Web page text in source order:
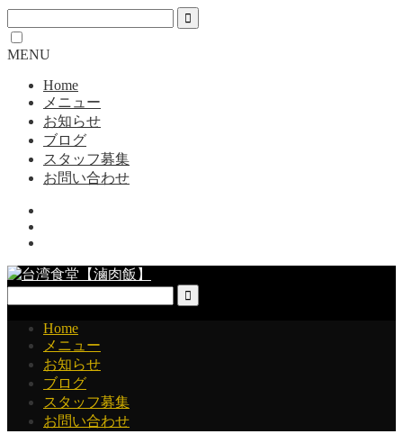
MENU
Home
メニュー
お知らせ
ブログ
スタッフ募集
お問い合わせ
Home
メニュー
お知らせ
ブログ
スタッフ募集
お問い合わせ